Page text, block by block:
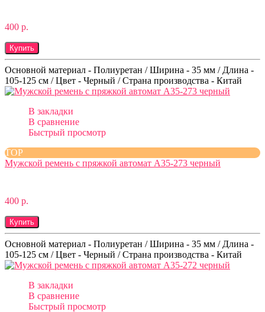
400 р.
Купить
Основной материал - Полиуретан / Ширина - 35 мм / Длина -
105-125 см / Цвет - Черный / Страна производства - Китай
В закладки
В сравнение
Быстрый просмотр
TOP
Мужской ремень с пряжкой автомат A35-273 черный
400 р.
Купить
Основной материал - Полиуретан / Ширина - 35 мм / Длина -
105-125 см / Цвет - Черный / Страна производства - Китай
В закладки
В сравнение
Быстрый просмотр